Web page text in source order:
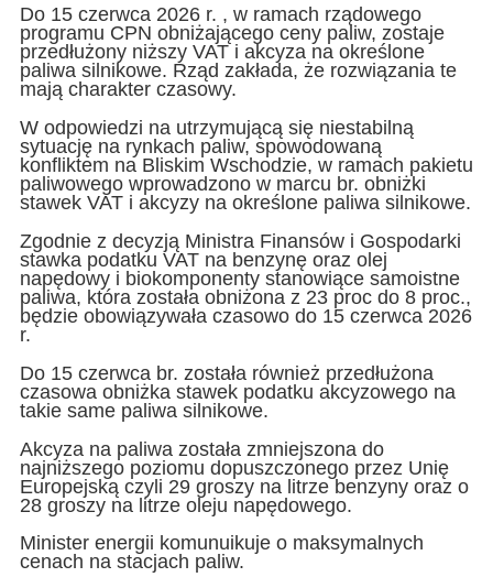
Do 15 czerwca 2026 r. , w ramach rządowego
programu CPN obniżającego ceny paliw, zostaje
przedłużony niższy VAT i akcyza na określone
paliwa silnikowe. Rząd zakłada, że rozwiązania te
mają charakter czasowy.
W odpowiedzi na utrzymującą się niestabilną
sytuację na rynkach paliw, spowodowaną
konfliktem na Bliskim Wschodzie, w ramach pakietu
paliwowego wprowadzono w marcu br. obniżki
stawek VAT i akcyzy na określone paliwa silnikowe.
Zgodnie z decyzją Ministra Finansów i Gospodarki
stawka podatku VAT na benzynę oraz olej
napędowy i biokomponenty stanowiące samoistne
paliwa, która została obniżona z 23 proc do 8 proc.,
będzie obowiązywała czasowo do 15 czerwca 2026
r.
Do 15 czerwca br. została również przedłużona
czasowa obniżka stawek podatku akcyzowego na
takie same paliwa silnikowe.
Akcyza na paliwa została zmniejszona do
najniższego poziomu dopuszczonego przez Unię
Europejską czyli 29 groszy na litrze benzyny oraz o
28 groszy na litrze oleju napędowego.
Minister energii komunuikuje o maksymalnych
cenach na stacjach paliw.